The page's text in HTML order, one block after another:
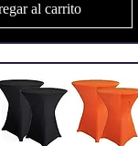
al carrito